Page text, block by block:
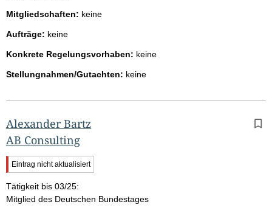
Mitgliedschaften: keine
Aufträge: keine
Konkrete Regelungsvorhaben: keine
Stellungnahmen/Gutachten: keine
Alexander Bartz
AB Consulting
W
i
c
h
Eintrag nicht aktualisiert
Tätigkeit bis 03/25:
Mitglied des Deutschen Bundestages